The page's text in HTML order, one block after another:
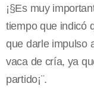
¡§Es muy
tiempo que indicó
que darle impulso
vaca de cría, ya
partido¡¨.